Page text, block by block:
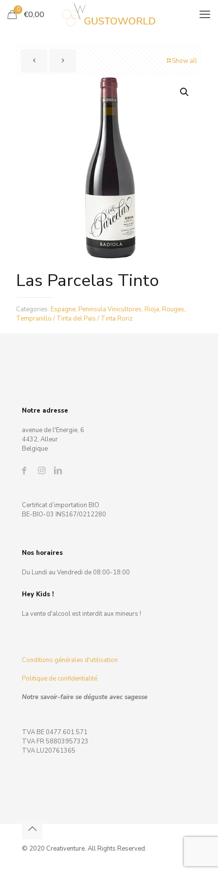
0 €0,00
Show all
Las Parcelas Tinto
Categories: Espagne, Peninsula Vinicultores, Rioja, Rouges,
Tempranillo / Tinta del Pais / Tinta Roriz
Notre adresse
avenue de l'Energie, 6
4432, Alleur
Belgique
Certificat d’importation BIO
BE-BIO-03 INS167/0212280
Nos horaires
Du Lundi au Vendredi de 08:00-18:00
Hey Kids !
La vente d'alcool est interdit aux mineurs !
Conditions générales d'utilisation
Politique de confidentialité
Notre savoir-faire se déguste avec sagesse
TVA BE 0477.601.571
TVA FR 58803957323
TVA LU20761365
© 2020 Creativenture. All Rights Reserved.